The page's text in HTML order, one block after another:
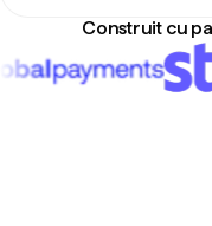
Construit cu